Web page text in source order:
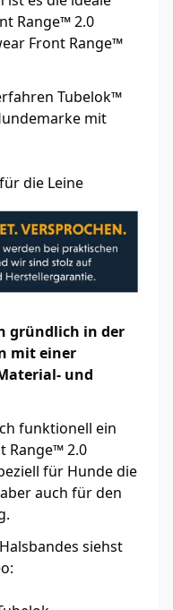
Range™ 2.0
Front Range™
Tubelok™
mit
die Leine
gründlich in der
mit einer
und
funktionell ein
Range™ 2.0
für Hunde die
auch für den
siehst